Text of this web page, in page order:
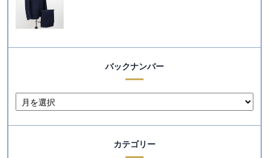
バックナンバー
カテゴリー